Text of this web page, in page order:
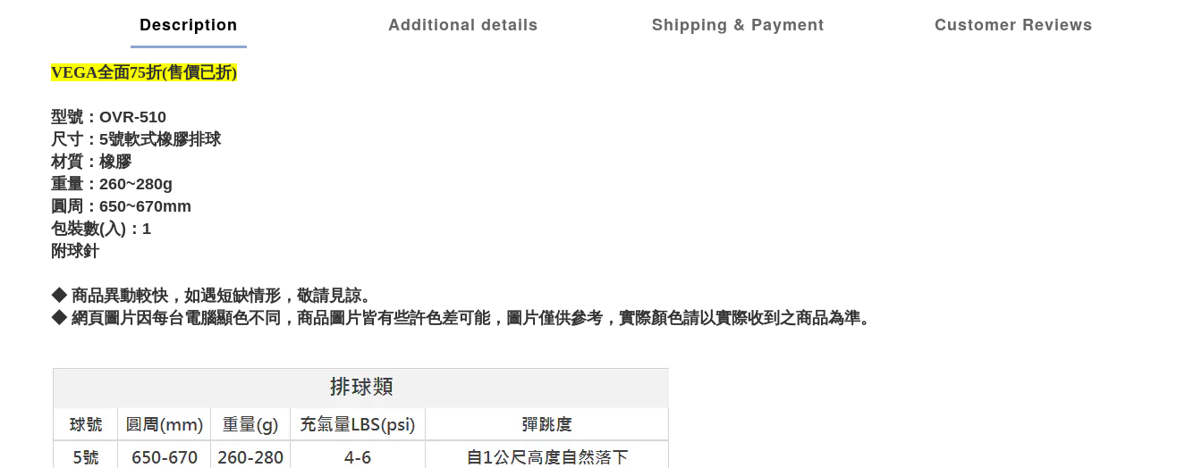
Description Additional details Shipping & Payment Customer Reviews
VEGA全面75折(售價已折)
型號：OVR-510
尺寸 ： 5號軟式橡膠排球
材質：橡膠
重量： 260~280g
圓周： 650~670mm
包裝數(入)：1
附球針
◆ 商品異動較快，如遇短缺情形，敬請見諒。
◆ 網頁圖片因每台電腦顯色不同，商品圖片皆有些許色差可能，圖片僅供參考，實際顏色請以實際收到之商品為準。